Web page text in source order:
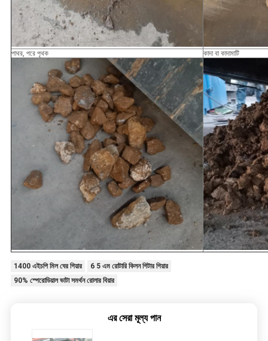
পাথর, পরে পৃথক কাদা বা কাদামাটি
1400 এইচপি মিল ঘের গিয়ার
6 5 এম রোটারি কিলন গিটার গিয়ার
90% স্পেরোডিয়াল ভাটা সমর্থন রোলার বিয়ার
এর সেরা মূল্য পান